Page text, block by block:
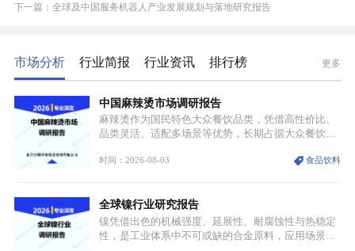
下一篇：全球及中国服务机器人产业发展规划与落地研究报告
市场分析 行业简报 行业资讯 排行榜 更多
中国麻辣烫市场调研报告
麻辣烫作为国民特色大众餐饮品类，凭借高性价比、
品类灵活、适配多场景等优势，长期占据大众餐饮重
型，叠加消费需求升级、线上流量变革、新零售业态
特点，在消费、创业、政策、技术多重驱动下，依旧
具备强劲的发展活力。
时间：2026-08-03 食品饮料
全球镍行业研究报告
镍凭借出色的机械强度、延展性、耐腐蚀性与热稳定
性，是工业体系中不可或缺的合金原料，应用场景横